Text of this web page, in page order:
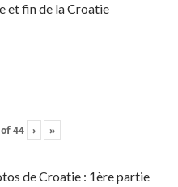
et fin de la Croatie
of44 › »
de Croatie : 1ère partie